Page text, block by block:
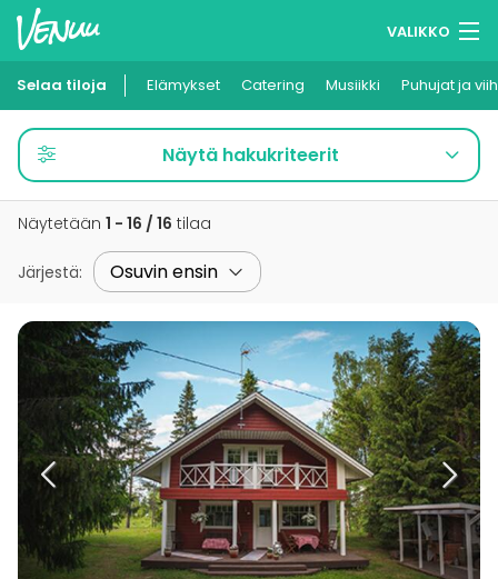
VALIKKO
Muistilistasi
Kirjaudu
Suomi
Selaa tiloja Elämykset Catering Musiikki Puhujat ja
Näytä hakukriteerit
Näytetään 1 - 16 / 16 tilaa
Järjestä: